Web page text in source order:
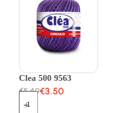
Clea 500 9563
€5.40€3.50